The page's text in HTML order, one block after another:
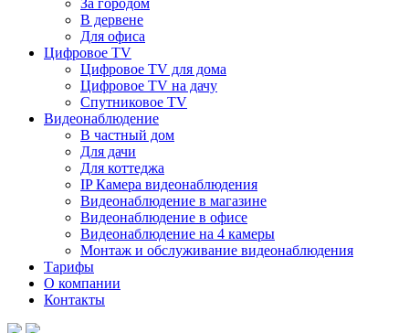
За городом
В дервене
Для офиса
Цифровое TV
Цифровое TV для дома
Цифровое TV на дачу
Спутниковое TV
Видеонаблюдение
В частный дом
Для дачи
Для коттеджа
IP Камера видеонаблюдения
Видеонаблюдение в магазине
Видеонаблюдение в офисе
Видеонаблюдение на 4 камеры
Монтаж и обслуживание видеонаблюдения
Тарифы
О компании
Контакты